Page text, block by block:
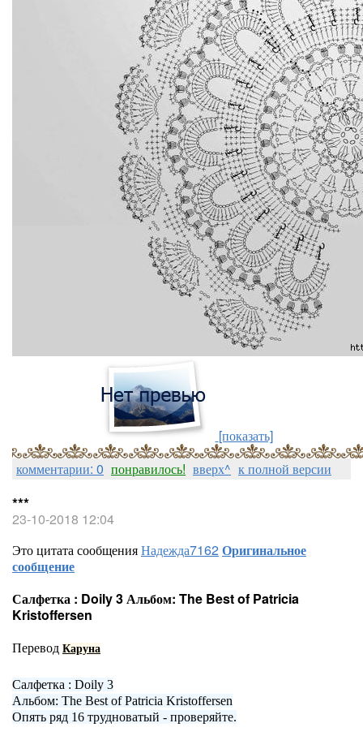
[показать]
комментарии: 0 понравилось! вверх^ к полной версии
***
23-10-2018 12:04
Это цитата сообщенияНадежда7162Оригинальное
сообщение
Салфетка : Doily 3 Альбом: The Best of Patricia
Kristoffersen
Перевод Каруна
Салфетка : Doily 3
Альбом: The Best of Patricia Kristoffersen
Опять ряд 16 трудноватый - проверяйте.